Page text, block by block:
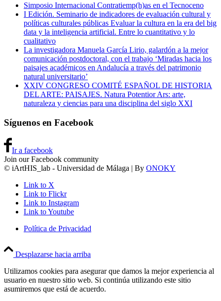
Simposio Internacional Contratiemp(h)as en el Tecnoceno
I Edición. Seminario de indicadores de evaluación cultural y
políticas culturales públicas Evaluar la cultura en la era del big
data y la inteligencia artificial. Entre lo cuantitativo y lo
cualitativo
La investigadora Manuela García Lirio, galardón a la mejor
comunicación postdoctoral, con el trabajo ‘Miradas hacia los
paisajes académicos en Andalucía a través del patrimonio
natural universitario’
XXIV CONGRESO COMITÉ ESPAÑOL DE HISTORIA
DEL ARTE: PAISAJES. Natura Potentior Ars: arte,
naturaleza y ciencias para una disciplina del siglo XXI
Síguenos en Facebook
Ir a facebook
Join our Facebook community
© iArtHIS_lab - Universidad de Málaga | By ONOKY
Link to X
Link to Flickr
Link to Instagram
Link to Youtube
Política de Privacidad
Desplazarse hacia arriba
Utilizamos cookies para asegurar que damos la mejor experiencia al
usuario en nuestro sitio web. Si continúa utilizando este sitio
asumiremos que está de acuerdo.